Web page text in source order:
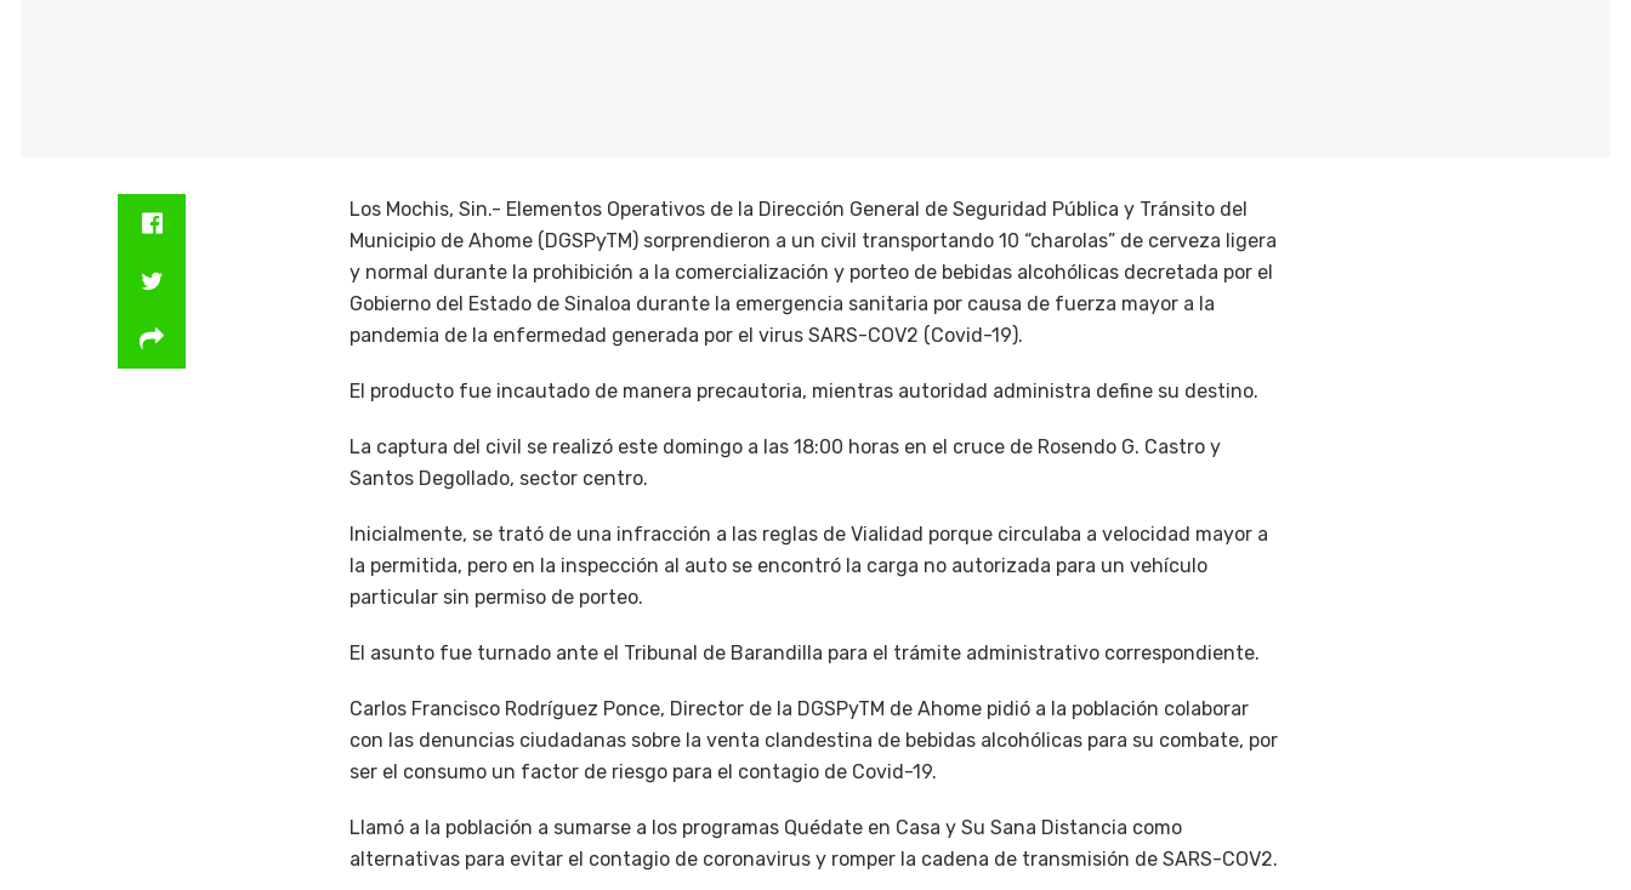
Los Mochis, Sin.- Elementos Operativos de la Dirección General de Seguridad Pública y Tránsito del
Municipio de Ahome (DGSPyTM) sorprendieron a un civil transportando 10 “charolas” de cerveza ligera
y normal durante la prohibición a la comercialización y porteo de bebidas alcohólicas decretada por el
Gobierno del Estado de Sinaloa durante la emergencia sanitaria por causa de fuerza mayor a la
pandemia de la enfermedad generada por el virus SARS-COV2 (Covid-19).
El producto fue incautado de manera precautoria, mientras autoridad administra define su destino.
La captura del civil se realizó este domingo a las 18:00 horas en el cruce de Rosendo G. Castro y
Santos Degollado, sector centro.
Inicialmente, se trató de una infracción a las reglas de Vialidad porque circulaba a velocidad mayor a
la permitida, pero en la inspección al auto se encontró la carga no autorizada para un vehículo
particular sin permiso de porteo.
El asunto fue turnado ante el Tribunal de Barandilla para el trámite administrativo correspondiente.
Carlos Francisco Rodríguez Ponce, Director de la DGSPyTM de Ahome pidió a la población colaborar
con las denuncias ciudadanas sobre la venta clandestina de bebidas alcohólicas para su combate, por
ser el consumo un factor de riesgo para el contagio de Covid-19.
Llamó a la población a sumarse a los programas Quédate en Casa y Su Sana Distancia como
alternativas para evitar el contagio de coronavirus y romper la cadena de transmisión de SARS-COV2.